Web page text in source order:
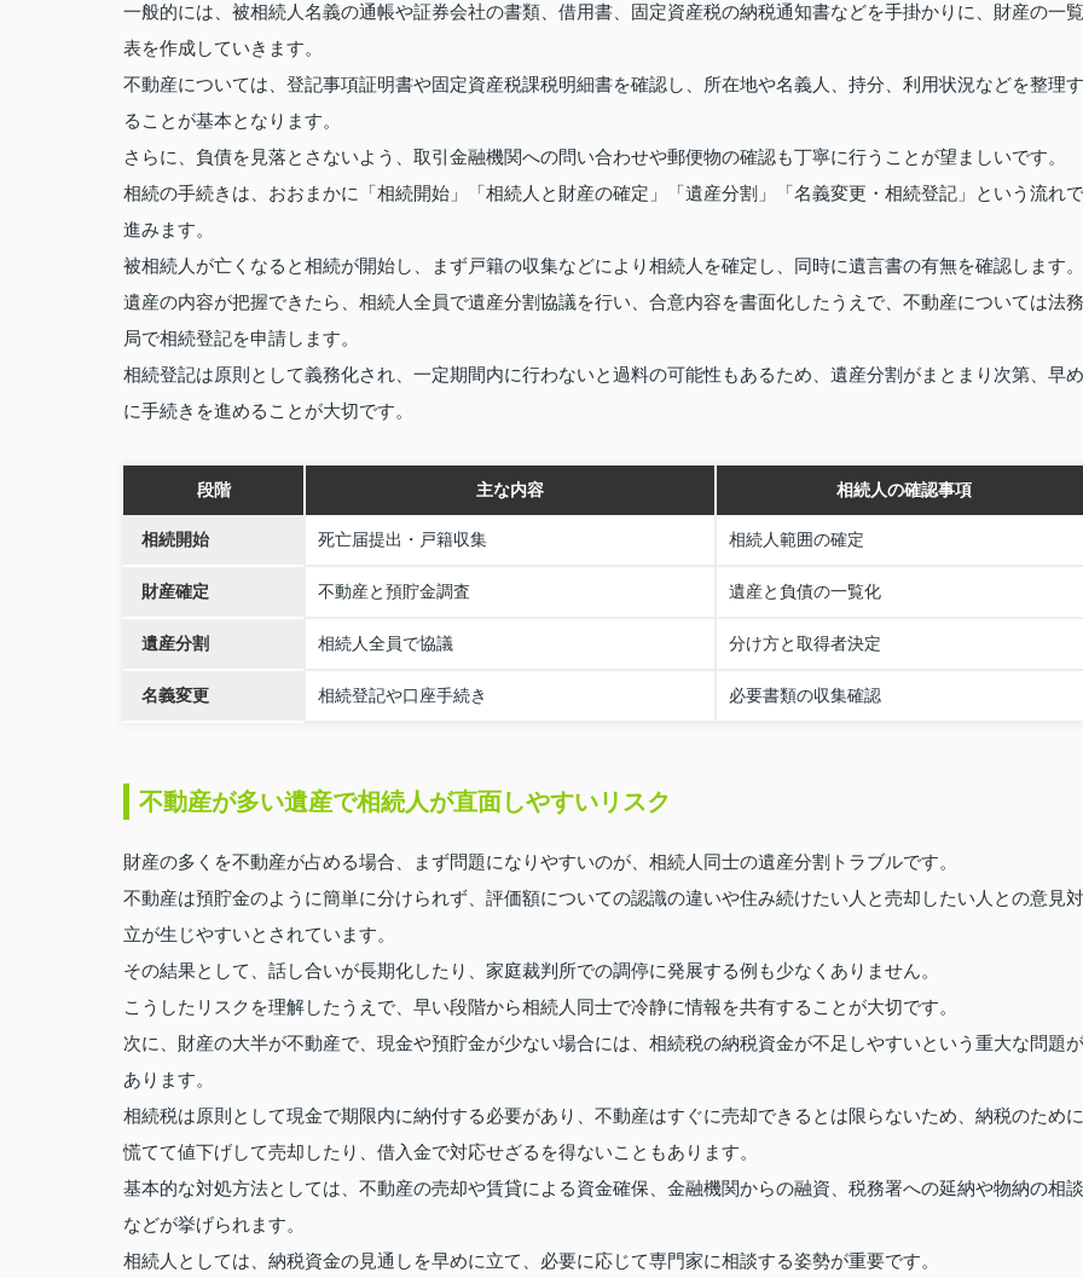
一般的には、被相続人名義の通帳や証券会社の書類、借用書、固定資産税の納税通知書などを手掛かりに、財産の一覧
表を作成していきます。
不動産については、登記事項証明書や固定資産税課税明細書を確認し、所在地や名義人、持分、利用状況などを整理す
ることが基本となります。
さらに、負債を見落とさないよう、取引金融機関への問い合わせや郵便物の確認も丁寧に行うことが望ましいです。
相続の手続きは、おおまかに「相続開始」「相続人と財産の確定」「遺産分割」「名義変更・相続登記」という流れで
進みます。
被相続人が亡くなると相続が開始し、まず戸籍の収集などにより相続人を確定し、同時に遺言書の有無を確認します。
遺産の内容が把握できたら、相続人全員で遺産分割協議を行い、合意内容を書面化したうえで、不動産については法務
局で相続登記を申請します。
相続登記は原則として義務化され、一定期間内に行わないと過料の可能性もあるため、遺産分割がまとまり次第、早め
に手続きを進めることが大切です。
段階 主な内容 相続人の確認事項
相続開始 死亡届提出・戸籍収集 相続人範囲の確定
財産確定 不動産と預貯金調査 遺産と負債の一覧化
遺産分割 相続人全員で協議 分け方と取得者決定
名義変更 相続登記や口座手続き 必要書類の収集確認
不動産が多い遺産で相続人が直面しやすいリスク
財産の多くを不動産が占める場合、まず問題になりやすいのが、相続人同士の遺産分割トラブルです。
不動産は預貯金のように簡単に分けられず、評価額についての認識の違いや住み続けたい人と売却したい人との意見対
立が生じやすいとされています。
その結果として、話し合いが長期化したり、家庭裁判所での調停に発展する例も少なくありません。
こうしたリスクを理解したうえで、早い段階から相続人同士で冷静に情報を共有することが大切です。
次に、財産の大半が不動産で、現金や預貯金が少ない場合には、相続税の納税資金が不足しやすいという重大な問題が
あります。
相続税は原則として現金で期限内に納付する必要があり、不動産はすぐに売却できるとは限らないため、納税のために
慌てて値下げして売却したり、借入金で対応せざるを得ないこともあります。
基本的な対処方法としては、不動産の売却や賃貸による資金確保、金融機関からの融資、税務署への延納や物納の相談
などが挙げられます。
相続人としては、納税資金の見通しを早めに立て、必要に応じて専門家に相談する姿勢が重要です。